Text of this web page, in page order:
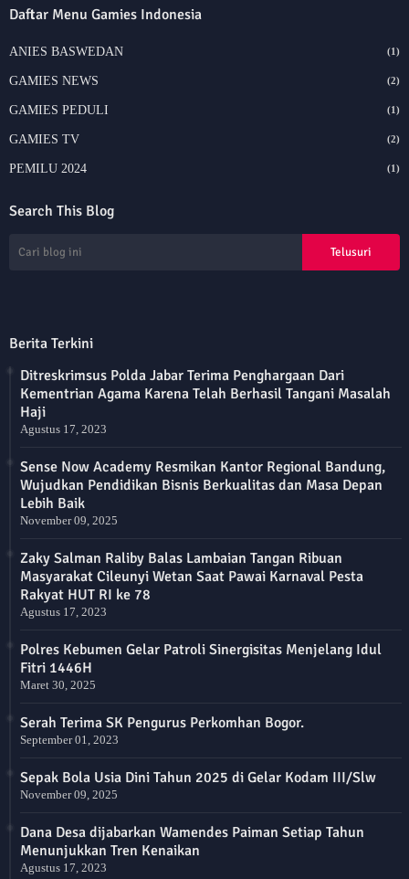
Daftar Menu Gamies Indonesia
ANIES BASWEDAN (1)
GAMIES NEWS (2)
GAMIES PEDULI (1)
GAMIES TV (2)
PEMILU 2024 (1)
Search This Blog
Berita Terkini
Ditreskrimsus Polda Jabar Terima Penghargaan Dari
Kementrian Agama Karena Telah Berhasil Tangani Masalah
Haji
Agustus 17, 2023
Sense Now Academy Resmikan Kantor Regional Bandung,
Wujudkan Pendidikan Bisnis Berkualitas dan Masa Depan
Lebih Baik
November 09, 2025
Zaky Salman Raliby Balas Lambaian Tangan Ribuan
Masyarakat Cileunyi Wetan Saat Pawai Karnaval Pesta
Rakyat HUT RI ke 78
Agustus 17, 2023
Polres Kebumen Gelar Patroli Sinergisitas Menjelang Idul
Fitri 1446H
Maret 30, 2025
Serah Terima SK Pengurus Perkomhan Bogor.
September 01, 2023
Sepak Bola Usia Dini Tahun 2025 di Gelar Kodam III/Slw
November 09, 2025
Dana Desa dijabarkan Wamendes Paiman Setiap Tahun
Menunjukkan Tren Kenaikan
Agustus 17, 2023